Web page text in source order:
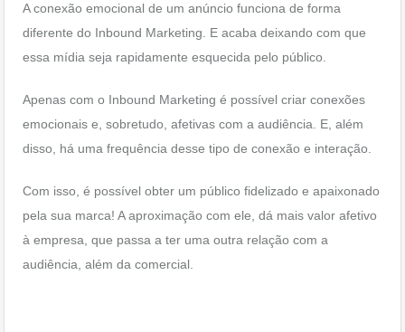
A conexão emocional de um anúncio funciona de forma
diferente do Inbound Marketing. E acaba deixando com que
essa mídia seja rapidamente esquecida pelo público.
Apenas com o Inbound Marketing é possível criar conexões
emocionais e, sobretudo, afetivas com a audiência. E, além
disso, há uma frequência desse tipo de conexão e interação.
Com isso, é possível obter um público fidelizado e apaixonado
pela sua marca! A aproximação com ele, dá mais valor afetivo
à empresa, que passa a ter uma outra relação com a
audiência, além da comercial.